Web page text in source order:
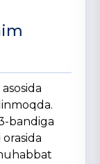
bandiga